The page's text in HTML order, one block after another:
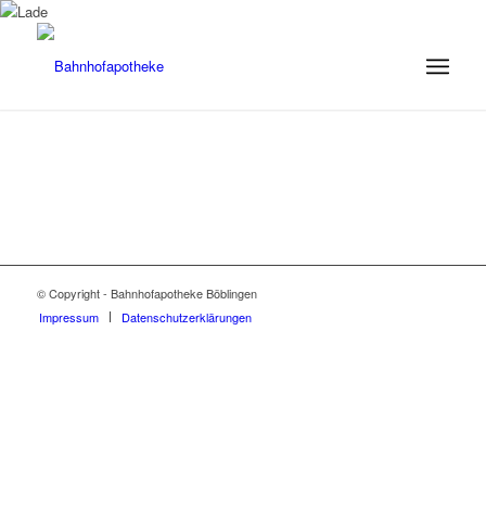
© Copyright - Bahnhofapotheke Böblingen
Impressum
Datenschutzerklärungen